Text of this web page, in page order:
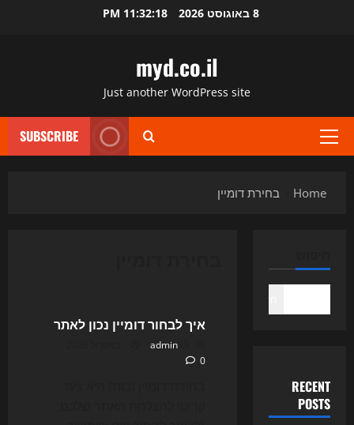
8 באוגוסט 2026 11:32:19 PM
myd.co.il
Just another WordPress site
Primary
SUBSCRIBE
Home בחירת דומיין
איך לבחור דומיין נכון לאתר
admin
0
RECENT
POSTS